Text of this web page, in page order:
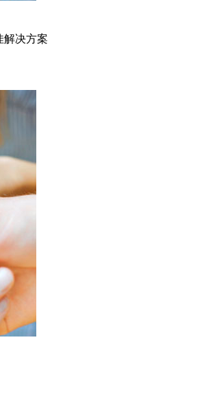
解决方案